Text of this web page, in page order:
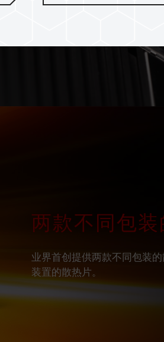
两款不同包
业界首创提供两款不同包装
装置的散热片。